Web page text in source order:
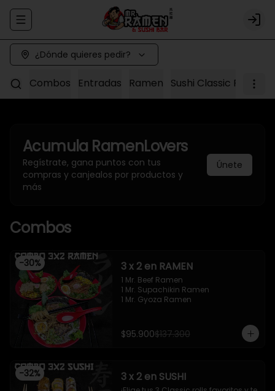
Abrir menu de navegación Login
¿Dónde quieres pedir?
Combos Entradas Ramen Sushi Classic Roll
Acumula RamenLovers
Regístrate, gana puntos con tus
compras y canjealos por productos y
más
Únete
Combos
-30% 3 x 2 en RAMEN
1 Mr. Beef Ramen
1 Mr. Supachikin Ramen
1 Mr. Gyoza Ramen
$95.900$137.300
-32% 3 x 2 en SUSHI